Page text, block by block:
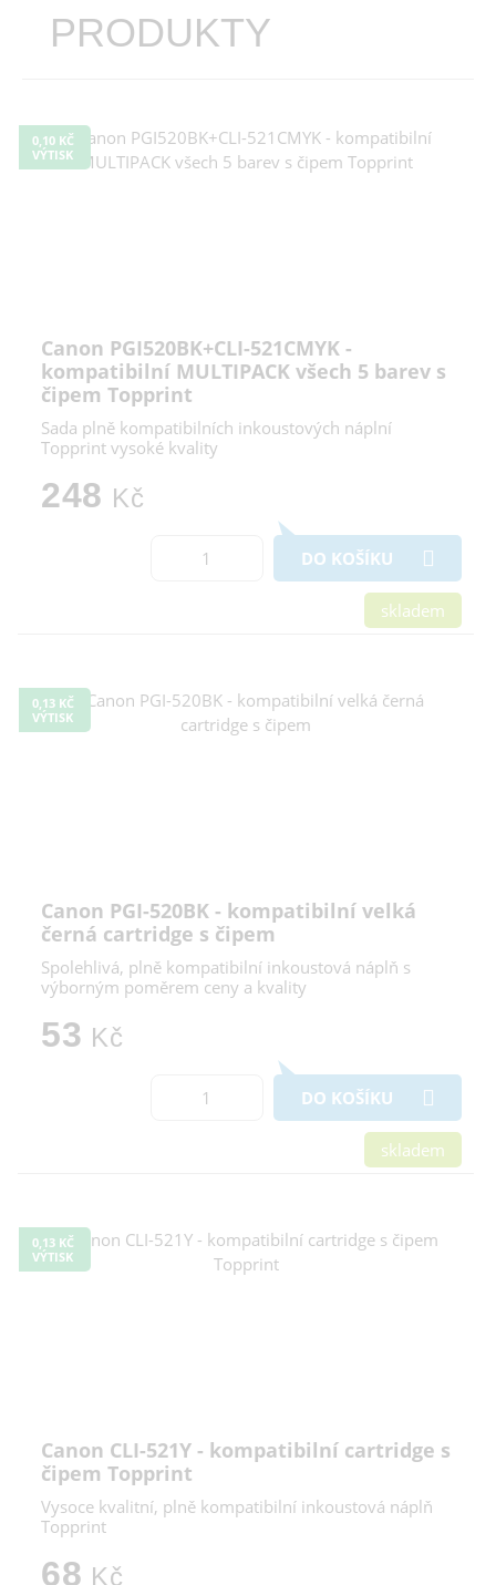
PRODUKTY
0,10 KČ
VÝTISK
Canon PGI520BK+CLI-521CMYK -
kompatibilní MULTIPACK všech 5 barev s
čipem Topprint
Sada plně kompatibilních inkoustových náplní
Topprint vysoké kvality
248 Kč
DO KOŠÍKU
skladem
0,13 KČ
VÝTISK
Canon PGI-520BK - kompatibilní velká
černá cartridge s čipem
Spolehlivá, plně kompatibilní inkoustová náplň s
výborným poměrem ceny a kvality
53 Kč
DO KOŠÍKU
skladem
0,13 KČ
VÝTISK
Canon CLI-521Y - kompatibilní cartridge s
čipem Topprint
Vysoce kvalitní, plně kompatibilní inkoustová náplň
Topprint
68 Kč